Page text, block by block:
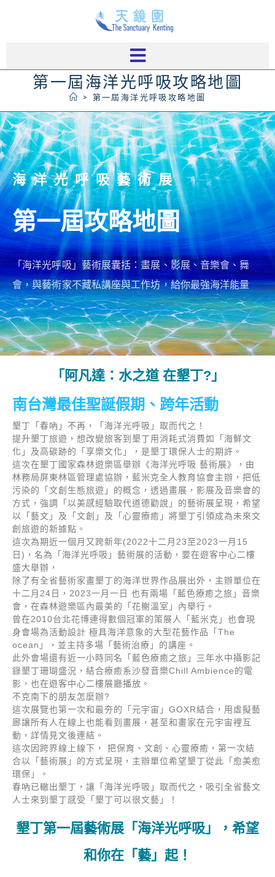
第一屆海洋光呼吸攻略地圖
> 第一屆海洋光呼吸攻略地圖
海洋光呼吸藝術展
第一屆攻略地圖
「海洋光呼吸」藝術展囊括：畫展、影展、音樂會、舞
會，與藝術家不藏私講座與工作坊，給你最強海洋能量
「阿凡達：水之道 在墾丁?」
南台灣最佳聖誕假期、跨年活動
墾丁「春吶」不再，「海洋光呼吸」取而代之！
提升墾丁旅遊，想改變旅客到墾丁用消耗式消費如「海鮮文
化」及高碳跡的「享樂文化」，是墾丁環保人士的期許。
這次在墾丁國家森林遊樂區舉辦《海洋光呼吸 藝術展》，由
林務局屏東林區管理處協辦，藍米克全人教育協會主辦，把低
污染的「文創生態旅遊」的概念，透過畫展，影展及音樂會的
方式，強調「以美感經驗取代道德勸說」的藝術展呈現，希望
以「藝文」及「文創」及「心靈療癒」將墾丁引領成為未來文
創旅遊的新據點。
這次為期近一個月又跨新年(2022十二月23至2023一月15
日)，名為「海洋光呼吸」藝術展的活動，要在遊客中心二樓
盛大舉辦，
除了有全省藝術家畫墾丁的海洋世界作品展出外，主辦單位在
十二月24日，2023一月一日 也有兩場「藍色療癒之旅」音樂
會，在森林遊樂區內最美的「花榭溫室」內舉行。
曾在2010台北花博連得數個冠軍的策展人「藍米克」也會現
身會場為活動設計 極具海洋意象的大型花藝作品「The
ocean」，並主持多場「藝術治療」的講座。
此外會場還有近一小時同名「藍色療癒之旅」三年水中攝影記
錄墾丁珊瑚盛況，結合療癒系沙發音樂Chill Ambience的電
影，也在遊客中心二樓展廳播放。
不克南下的朋友怎麼辦?
這次展覽也第一次和最夯的「元宇宙」GOXR結合，用虛擬藝
廊讓所有人在線上也能看到畫展，甚至和畫家在元宇宙裡互
動，詳情見文後連結。
這次因跨界線上線下， 把保育、文創、心靈療癒，第一次結
合以「藝術展」的方式呈現，主辦單位希望墾丁從此「愈美愈
環保」。
春吶已轍出墾丁，讓「海洋光呼吸」取而代之，吸引全省藝文
人士來到墾丁感受「墾丁可以很文藝」！
墾丁第一屆藝術展「海洋光呼吸」，希望
和你在「藝」起！